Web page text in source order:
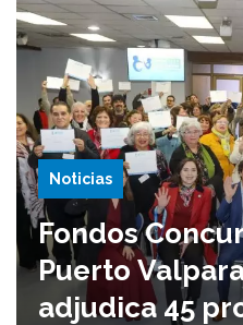
Noticias
Fondos
Puerto
adjudica 45